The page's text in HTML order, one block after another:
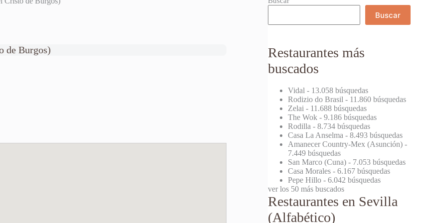
de Burgos)
Buscar
Restaurantes más
buscados
Vidal - 13.058 búsquedas
Rodizio do Brasil - 11.860 búsquedas
Zelai - 11.688 búsquedas
The Wok - 9.186 búsquedas
Rodilla - 8.734 búsquedas
Casa La Anselma - 8.493 búsquedas
Amanecer Country-Mex (Asunción) -
7.449 búsquedas
San Marco (Cuna) - 7.053 búsquedas
Casa Morales - 6.167 búsquedas
Pepe Hillo - 6.042 búsquedas
ver los 50 más buscados
Restaurantes en Sevilla
(Alfabético)